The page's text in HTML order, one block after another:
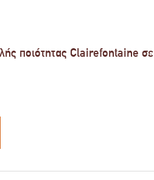
ποιότητας Clairefontaine σε